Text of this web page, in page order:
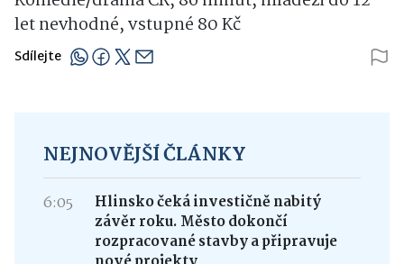
let nevhodné, vstupné 80 Kč
Sdílejte
NEJNOVĚJŠÍ ČLÁNKY
6:05
Hlinsko čeká investičně nabitý
závěr roku. Město dokončí
rozpracované stavby a připravuje